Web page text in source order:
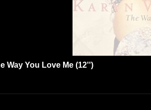
Way You Love Me (12'')